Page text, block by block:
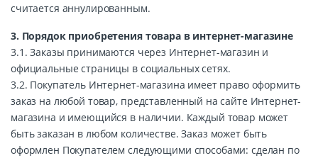
считается аннулированным.
3. Порядок приобретения товара в интернет-магазинe
3.1. Заказы принимаются через Интернет-магазин и
официальные страницы в социальных сетях.
3.2. Покупатель Интернет-магазина имеет право оформить
заказ на любой товар, представленный на сайте Интернет-
магазина и имеющийся в наличии. Каждый товар может
быть заказан в любом количестве. Заказ может быть
оформлен Покупателем следующими способами: сделан по